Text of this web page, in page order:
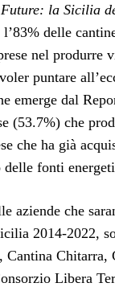
la Sicilia
l’83% delle
nel
puntare
emerge dal
(53.7%) che
che ha già
fonti
aziende che
2014-2022,
Chitarra,
Libera